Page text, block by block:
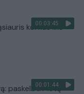
00:03:45
kol kas liks
00:01:44
paskelbti Metų